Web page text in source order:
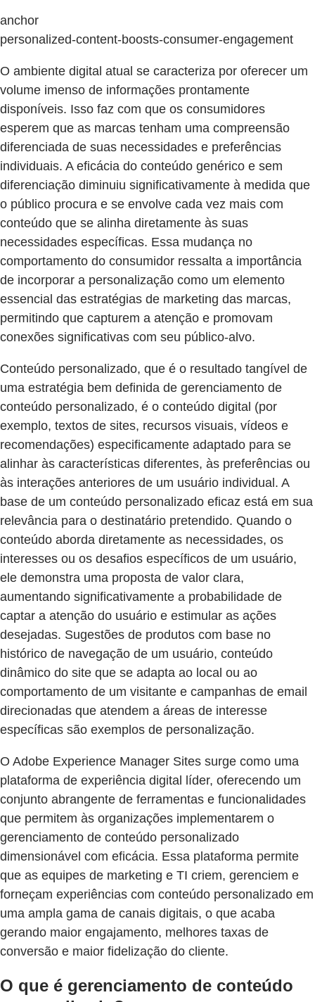
anchor
personalized-content-boosts-consumer-engagement
O ambiente digital atual se caracteriza por oferecer um
volume imenso de informações prontamente
disponíveis. Isso faz com que os consumidores
esperem que as marcas tenham uma compreensão
diferenciada de suas necessidades e preferências
individuais. A eficácia do conteúdo genérico e sem
diferenciação diminuiu significativamente à medida que
o público procura e se envolve cada vez mais com
conteúdo que se alinha diretamente às suas
necessidades específicas. Essa mudança no
comportamento do consumidor ressalta a importância
de incorporar a personalização como um elemento
essencial das estratégias de marketing das marcas,
permitindo que capturem a atenção e promovam
conexões significativas com seu público-alvo.
Conteúdo personalizado, que é o resultado tangível de
uma estratégia bem definida de gerenciamento de
conteúdo personalizado, é o conteúdo digital (por
exemplo, textos de sites, recursos visuais, vídeos e
recomendações) especificamente adaptado para se
alinhar às características diferentes, às preferências ou
às interações anteriores de um usuário individual. A
base de um conteúdo personalizado eficaz está em sua
relevância para o destinatário pretendido. Quando o
conteúdo aborda diretamente as necessidades, os
interesses ou os desafios específicos de um usuário,
ele demonstra uma proposta de valor clara,
aumentando significativamente a probabilidade de
captar a atenção do usuário e estimular as ações
desejadas. Sugestões de produtos com base no
histórico de navegação de um usuário, conteúdo
dinâmico do site que se adapta ao local ou ao
comportamento de um visitante e campanhas de email
direcionadas que atendem a áreas de interesse
específicas são exemplos de personalização.
O Adobe Experience Manager Sites surge como uma
plataforma de experiência digital líder, oferecendo um
conjunto abrangente de ferramentas e funcionalidades
que permitem às organizações implementarem o
gerenciamento de conteúdo personalizado
dimensionável com eficácia. Essa plataforma permite
que as equipes de marketing e TI criem, gerenciem e
forneçam experiências com conteúdo personalizado em
uma ampla gama de canais digitais, o que acaba
gerando maior engajamento, melhores taxas de
conversão e maior fidelização do cliente.
O que é gerenciamento de conteúdo